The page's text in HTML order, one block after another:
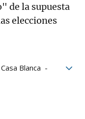
de la supuesta
elecciones
Casa Blanca